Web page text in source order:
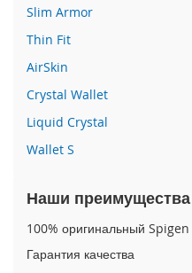
P
h
o
n
1
6
P
o
a
Slim Armor
Thin Fit
AirSkin
Crystal Wallet
Liquid Crystal
Wallet S
Наши преимущества
100% оригинальный Spigen
Гарантия качества